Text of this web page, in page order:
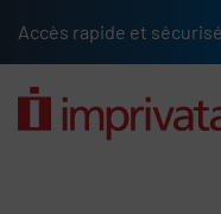
Accès rapide et